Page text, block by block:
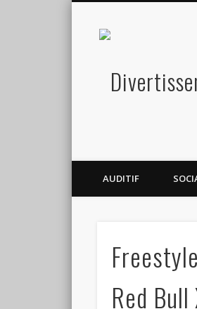
AUDITIF
Red